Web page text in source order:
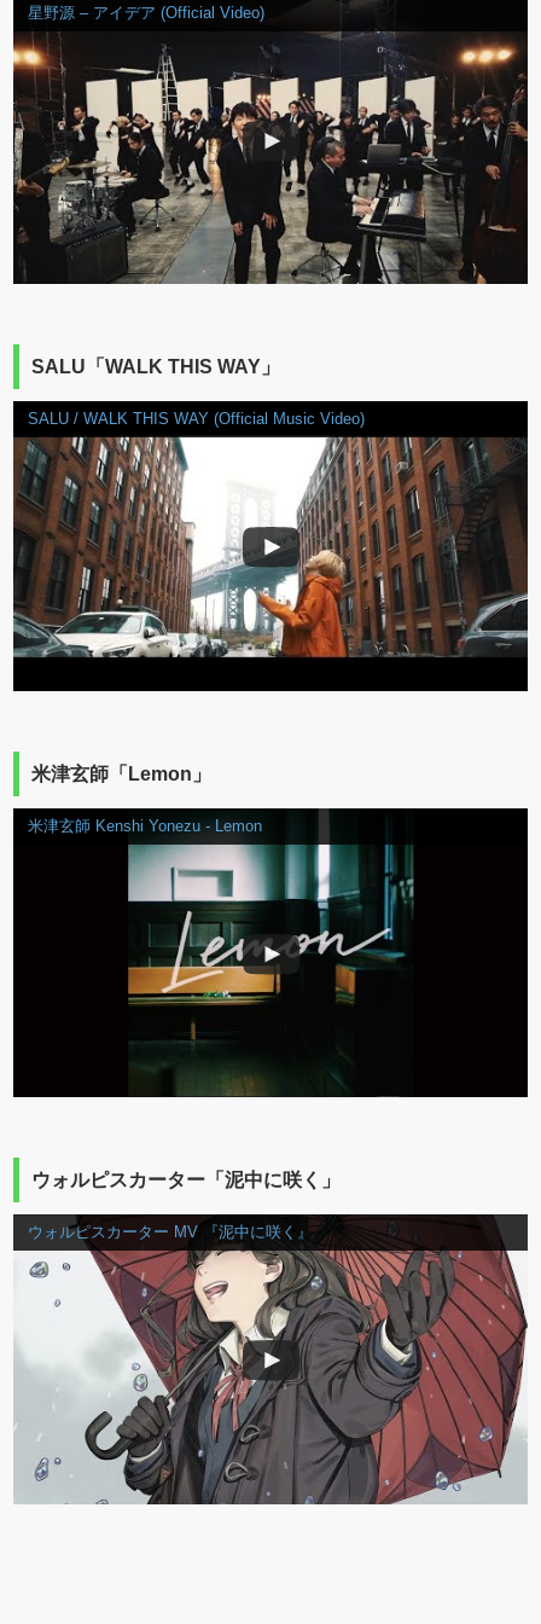
星野源 – アイデア (Official Video)
SALU「WALK THIS WAY」
SALU / WALK THIS WAY (Official Music Video)
米津玄師「Lemon」
米津玄師 Kenshi Yonezu - Lemon
ウォルピスカーター「泥中に咲く」
ウォルピスカーター MV 『泥中に咲く』